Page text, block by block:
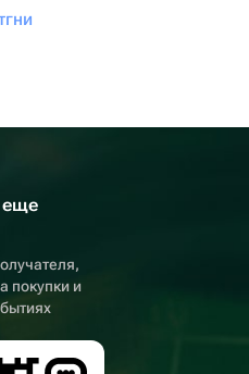
еще
покупки и